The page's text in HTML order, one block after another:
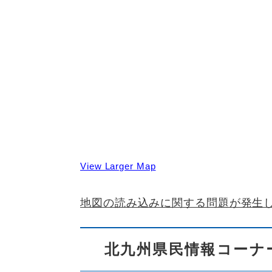
View Larger Map
地図の読み込みに関する問題が発生
北九州県民情報コーナ